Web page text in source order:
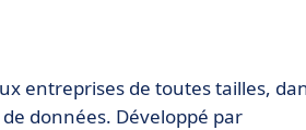
entreprises de toutes tailles,
données. Développé par